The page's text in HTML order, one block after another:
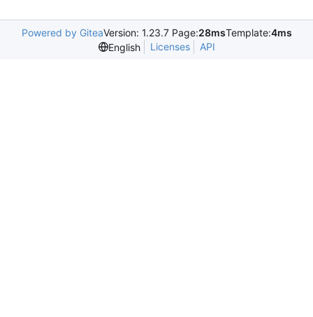
Powered by GiteaVersion: 1.23.7 Page:28msTemplate:4ms
English
Licenses API